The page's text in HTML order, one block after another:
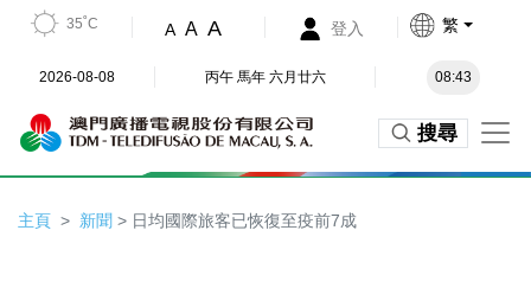
35˚C A A A 登入 繁
2026-08-08 丙午 馬年 六月廿六 08:43
搜尋
主頁 新聞 > 日均國際旅客已恢復至疫前7成